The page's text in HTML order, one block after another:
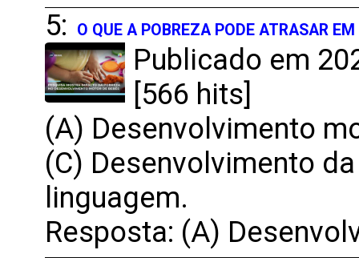
5:
O QUE A POBREZA PODE ATRASAR
Publicado em
[566 hits]
(A) Desenvolvimento
(C) Desenvolvimento
linguagem.
Resposta: (A)